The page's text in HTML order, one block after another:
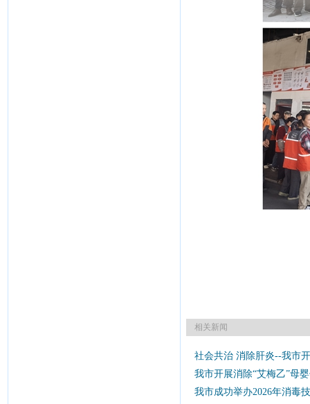
相关新闻
社会共治 消除肝炎--我市
我市开展消除“艾梅乙”母
我市成功举办2026年消毒